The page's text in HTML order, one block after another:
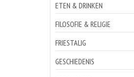
ETEN & DRINKEN
FILOSOFIE & RELIGIE
FRIESTALIG
GESCHIEDENIS